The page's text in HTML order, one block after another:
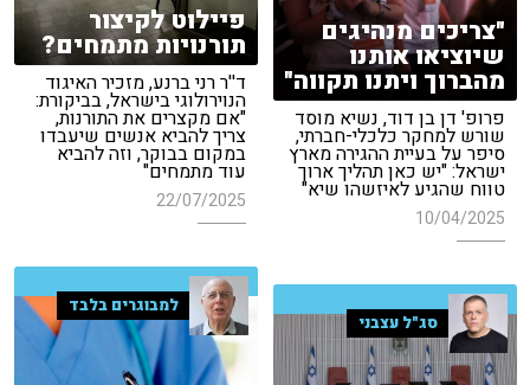
פיילוט לקיצור
תורנויות מתמחים?
ד''ר רני ברנע, מזכיר האיגוד
הנוירולוגי בישראל, בביקורת:
"אם מקצרים את התורנות,
צריך להביא אנשים שיעבדו
במקום בבוקר, וזה להביא
עוד מתמחים"
22/07/2025
"צריכים מנהיגים
שיוציאו אותנו
מהברוך ויתנו תקווה"
פרופ' דן בן דוד, נשיא מוסד
שורש למחקר כלכלי-חברתי,
סיפר על בעיית ההגירה מארץ
ישראל: "יש כאן תהליך ארוך
טווח שהגיע לאיזשהו שיא"
10/04/2025
למבוגרים בלבד
סג"ל עצבני